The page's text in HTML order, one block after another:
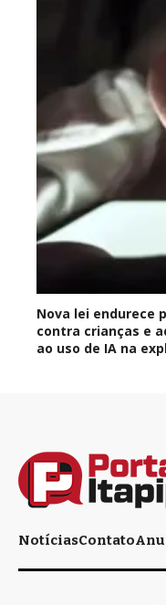
Nova lei endurece
contra crianças e
ao uso de IA na
NotíciasContato